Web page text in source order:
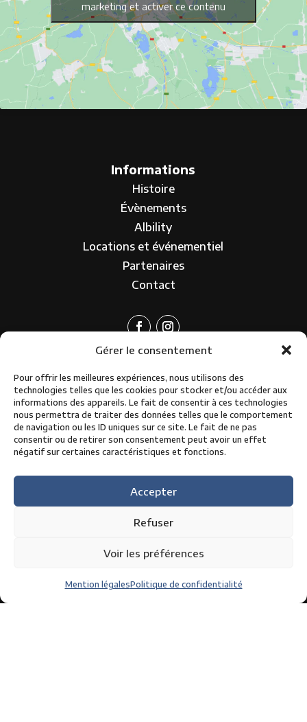
Gérer le consentement
Pour offrir les meilleures expériences, nous utilisons des
technologies telles que les cookies pour stocker et/ou accéder aux
informations des appareils. Le fait de consentir à ces technologies
nous permettra de traiter des données telles que le comportement
de navigation ou les ID uniques sur ce site. Le fait de ne pas
consentir ou de retirer son consentement peut avoir un effet
négatif sur certaines caractéristiques et fonctions.
Accepter
Refuser
Voir les préférences
Mention légalesPolitique de confidentialité
marketing et activer ce contenu
Informations
Histoire
Évènements
Albility
Locations et événementiel
Partenaires
Contact
contact@circuit-albi.fr
Les incontournables du circuit
Grand Prix Camions